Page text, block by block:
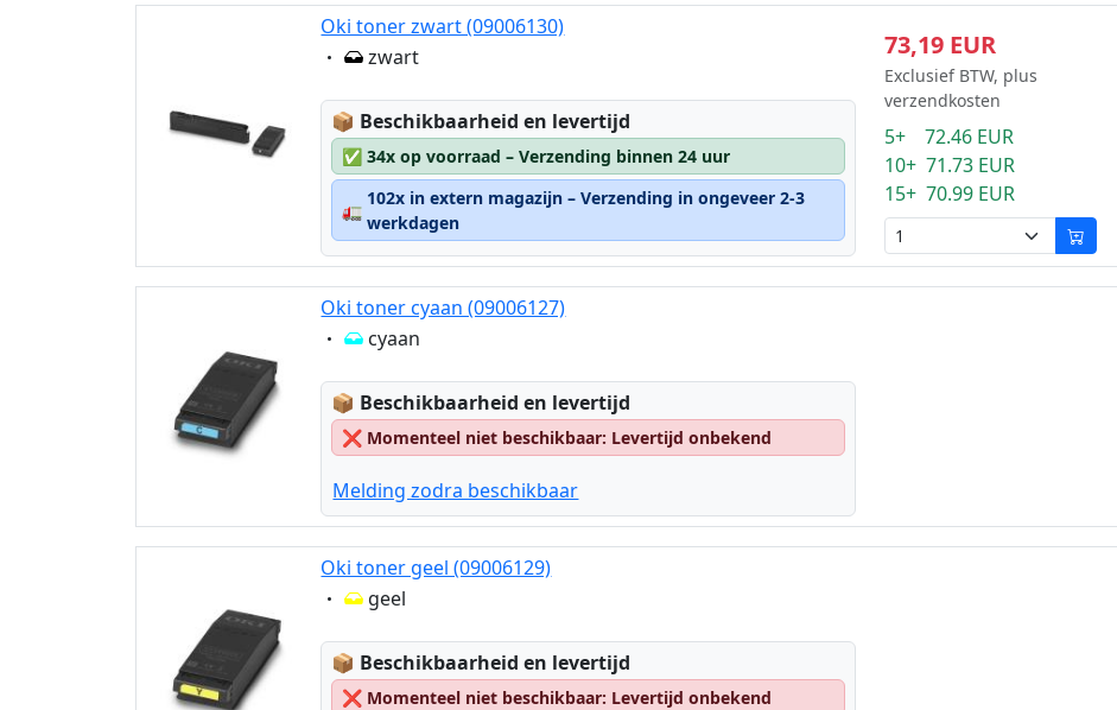
Oki toner zwart (09006130)
Eigenschaft:
zwart
📦 Lagerstatus:
Beschikbaarheid en levertijd
✅ 34x op voorraad – Verzending binnen 24 uur
🚛
102x in extern magazijn – Verzending in ongeveer 2-3
werkdagen
73,19 EUR
Exclusief BTW, plus
verzendkosten
5+ 72.46 EUR
10+ 71.73 EUR
15+ 70.99 EUR
Oki toner cyaan (09006127)
Eigenschaft:
cyaan
📦 Lagerstatus:
Beschikbaarheid en levertijd
❌ Momenteel niet beschikbaar: Levertijd onbekend
Melding zodra beschikbaar
Oki toner geel (09006129)
Eigenschaft:
geel
📦 Lagerstatus:
Beschikbaarheid en levertijd
❌ Momenteel niet beschikbaar: Levertijd onbekend